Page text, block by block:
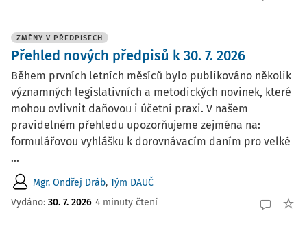
ZMĚNY V PŘEDPISECH
Přehled nových předpisů k 30. 7. 2026
Během prvních letních měsíců bylo publikováno několik
významných legislativních a metodických novinek, které
mohou ovlivnit daňovou i účetní praxi. V našem
pravidelném přehledu upozorňujeme zejména na:
formulářovou vyhlášku k dorovnávacím daním pro velké
...
Mgr. Ondřej Dráb, Tým DAUČ
Vydáno: 30. 7. 2026 4 minuty čtení